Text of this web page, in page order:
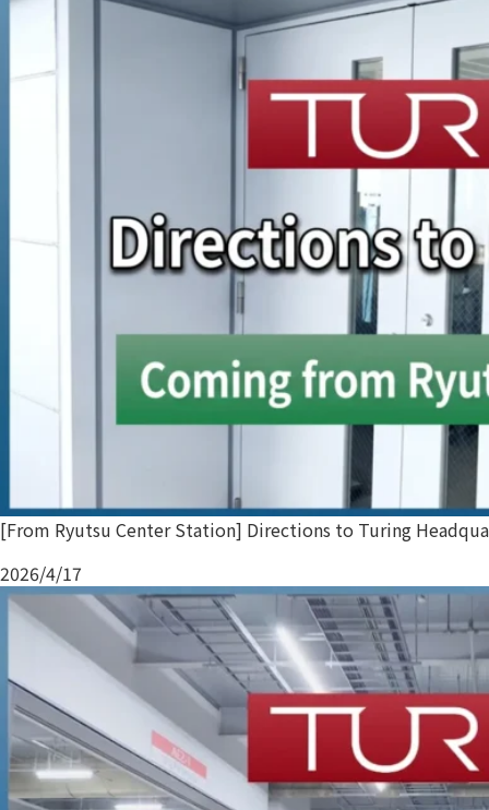
[From Ryutsu Center Station] Directions to Turing
2026/4/17